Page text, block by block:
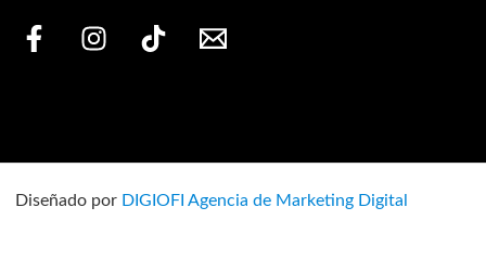
Diseñado por DIGIOFI Agencia de Marketing Digital